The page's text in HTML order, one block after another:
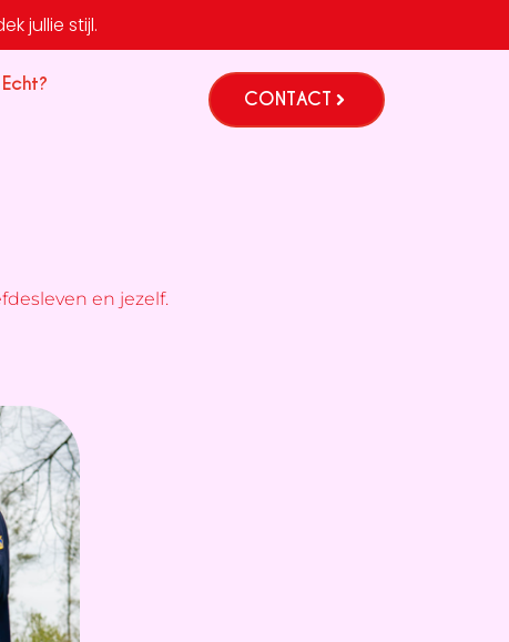
jullie stijl.
CONTACT
en jezelf.